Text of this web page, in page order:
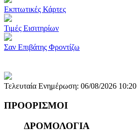
Εκπτωτικές Κάρτες
Τιμές Εισιτηρίων
Σαν Επιβάτης Φροντίζω
Τελευταία Ενημέρωση: 06/08/2026 10:20
ΠΡΟΟΡΙΣΜΟΙ
ΔΡΟΜΟΛΟΓΙΑ